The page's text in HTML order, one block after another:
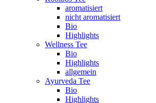
aromatisiert
nicht aromatisiert
Bio
Highlights
Wellness Tee
Bio
Highlights
allgemein
Ayurveda Tee
Bio
Highlights